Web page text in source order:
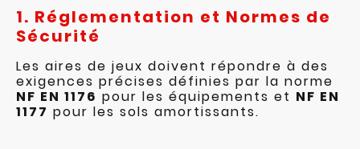
1. Réglementation et Normes de
Sécurité
Les aires de jeux doivent répondre à des
exigences précises définies par la norme
NF EN 1176 pour les équipements et NF EN
1177 pour les sols amortissants.